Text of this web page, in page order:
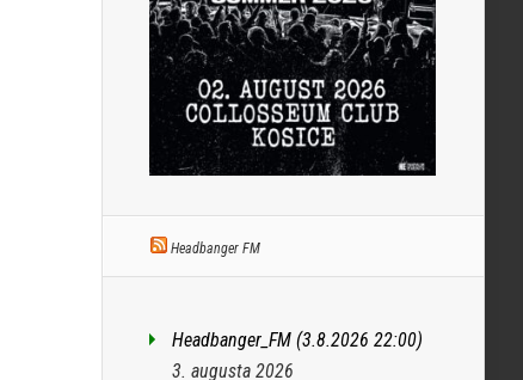
Headbanger FM
Headbanger_FM (3.8.2026 22:00)
3. augusta 2026